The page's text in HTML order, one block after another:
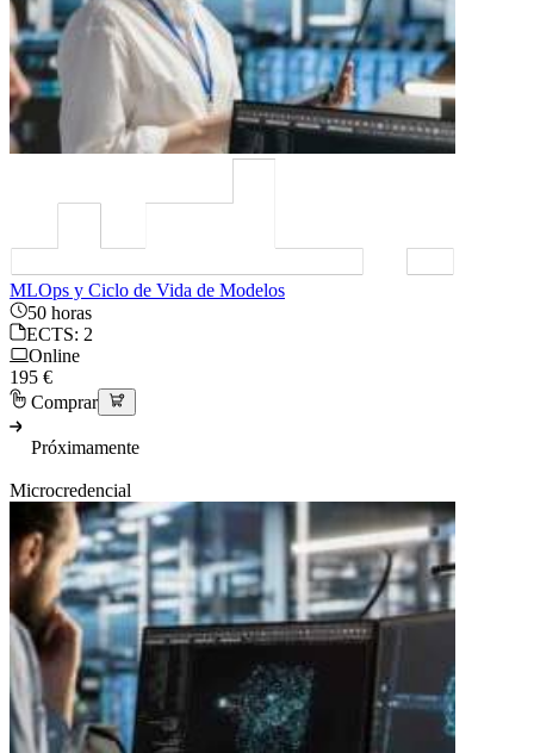
MLOps y Ciclo de Vida de Modelos
50 horas
ECTS: 2
Online
195 €
Comprar
Próximamente
Microcredencial